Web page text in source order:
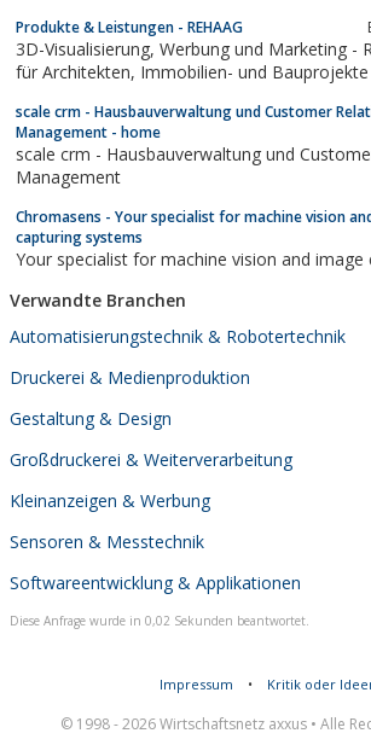
einem wachsamen Auge für Software-
sicher, dass die entwickelten...
Produkte & Leistungen - REHAAG
3D-Visualisierung, Werbung und Marketing - REHAAG: Ihr Partner
für Architekten, Immobilien- und Bauprojekte
scale crm - Hausbauverwaltung und Customer
Management - home
scale crm - Hausbauverwaltung und
Management
Chromasens - Your specialist for machine vision
capturing systems
Your specialist for machine vision and image
Verwandte Branchen
Automatisierungstechnik & Robotertechnik
Druckerei & Medienproduktion
Gestaltung & Design
Großdruckerei & Weiterverarbeitung
Kleinanzeigen & Werbung
Sensoren & Messtechnik
Softwareentwicklung & Applikationen
Diese Anfrage wurde in 0,02 Sekunden beantwortet.
Impressum • Kritik oder
© 1998 - 2026 Wirtschaftsnetz axxus • Alle